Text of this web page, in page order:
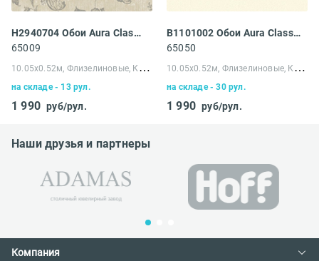
H2940704 Обои Aura Classical Elements
65009
1
0.05х0.52м, Флизелиновые, Канада
на складе - 13 рул.
1 990 руб/рул.
B1101002 Обои Aura Classical Elements
65050
1
0.05х0.52м, Флизелиновые, Канада
на складе - 30 рул.
1 990 руб/рул.
Наши друзья и партнеры
Компания